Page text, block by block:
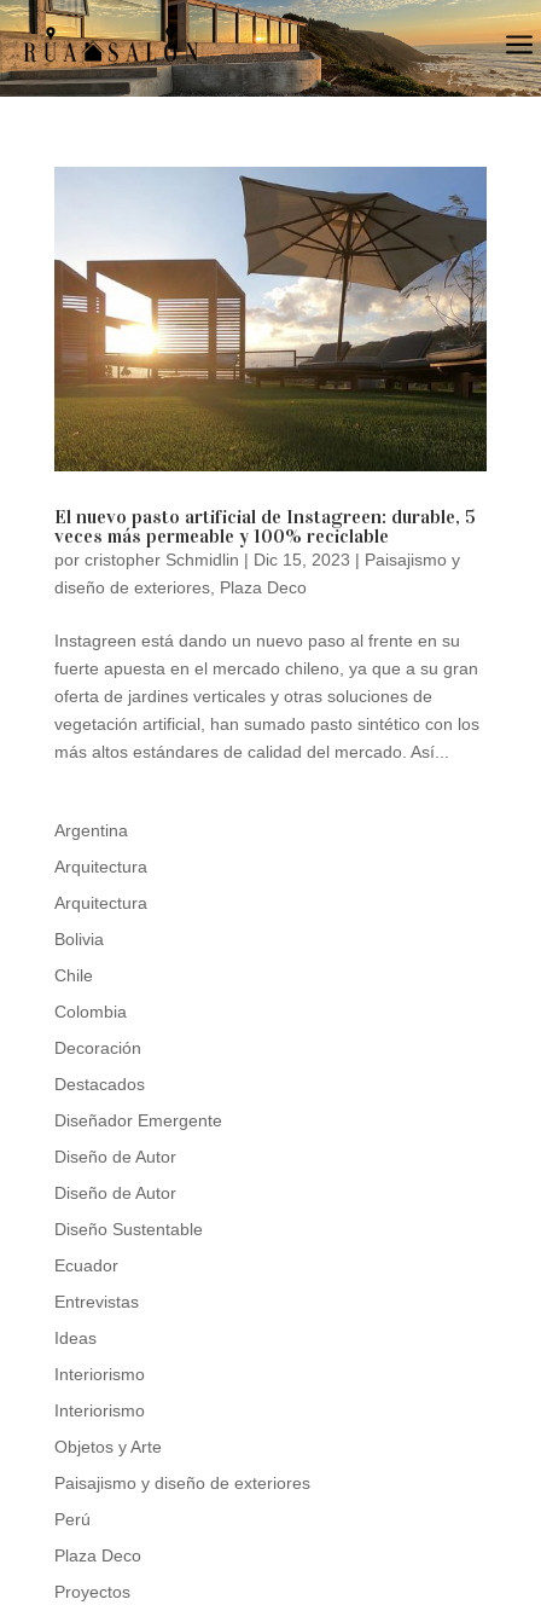
a
El nuevo pasto artificial de Instagreen: durable, 5
veces más permeable y 100% reciclable
por cristopher Schmidlin | Dic 15, 2023 | Paisajismo y
diseño de exteriores, Plaza Deco
Instagreen está dando un nuevo paso al frente en su
fuerte apuesta en el mercado chileno, ya que a su gran
oferta de jardines verticales y otras soluciones de
vegetación artificial, han sumado pasto sintético con los
más altos estándares de calidad del mercado. Así...
Argentina
Arquitectura
Arquitectura
Bolivia
Chile
Colombia
Decoración
Destacados
Diseñador Emergente
Diseño de Autor
Diseño de Autor
Diseño Sustentable
Ecuador
Entrevistas
Ideas
Interiorismo
Interiorismo
Objetos y Arte
Paisajismo y diseño de exteriores
Perú
Plaza Deco
Proyectos